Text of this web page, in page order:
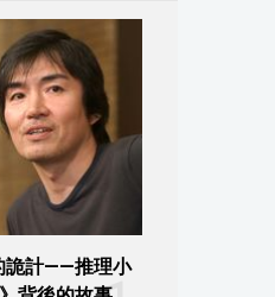
詭計——推理小